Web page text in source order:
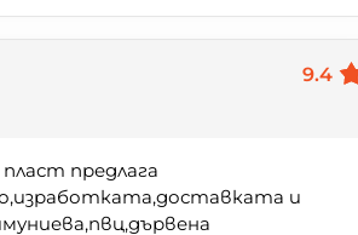
9.4
предлага
и